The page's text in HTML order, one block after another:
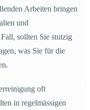
Arbeiten bringen
und
sollten Sie stutzig
was Sie für die
oft
in regelmässigen